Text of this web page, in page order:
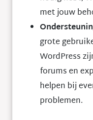
met jouw
grote
WordPress
forums en
helpen bij
problemen.